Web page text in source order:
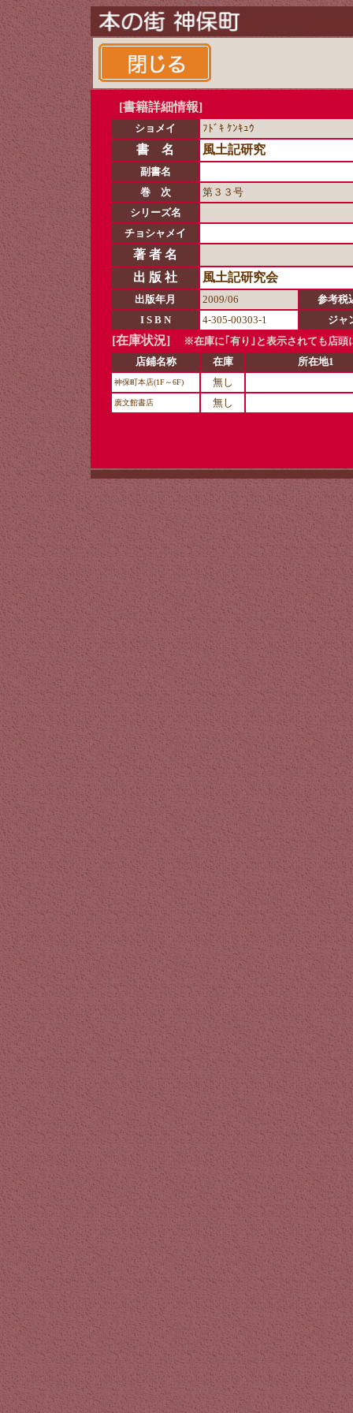
[書籍詳細情報]
ショメイ ﾌﾄﾞｷ ｹﾝｷｭｳ
書 名 風土記研究
副書名
巻 次
第３３号
シリーズ名
チョシャメイ
著 者 名
出 版 社
風土記研究会
出版年月 2009/06
参考税
I S B N
4-305-00303-1 ジャ
[在庫状況]
※在庫に｢有り｣と表示されても店頭
店鋪名称
在庫 所在地1
神保町本店(1F～6F) 無し
廣文館書店 無し